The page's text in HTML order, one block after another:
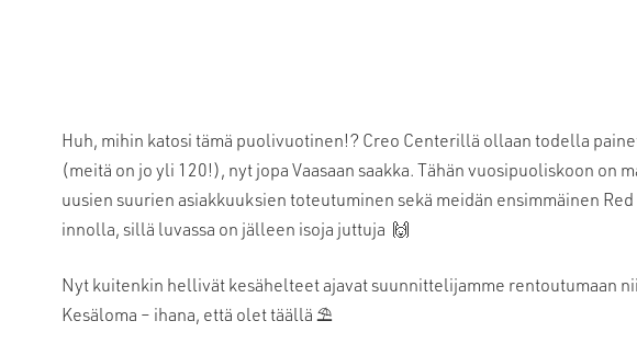
Huh, mihin katosi tämä puolivuotinen!? Creo Centerillä ollaan todella
(meitä on jo yli 120!), nyt jopa Vaasaan saakka. Tähän vuosipuoliskoon on
uusien suurien asiakkuuksien toteutuminen sekä meidän ensimmäinen
innolla, sillä luvassa on jälleen isoja juttuja 🙌
Nyt kuitenkin hellivät kesähelteet ajavat suunnittelijamme rentoutumaan
Kesäloma – ihana, että olet täällä ⛱